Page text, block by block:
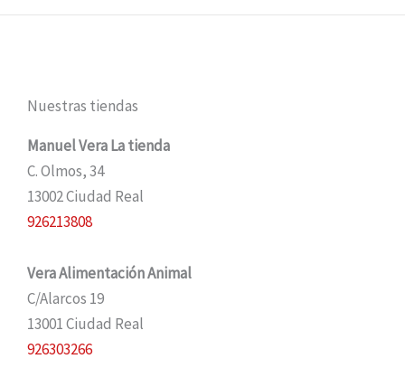
Nuestras tiendas
Manuel Vera La tienda
C. Olmos, 34
13002 Ciudad Real
926213808
Vera Alimentación Animal
C/Alarcos 19
13001 Ciudad Real
926303266